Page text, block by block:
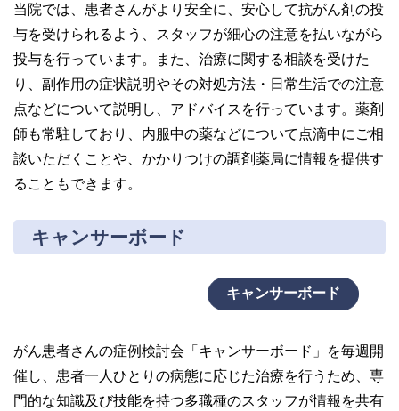
当院では、患者さんがより安全に、安心して抗がん剤の投
与を受けられるよう、スタッフが細心の注意を払いながら
投与を行っています。また、治療に関する相談を受けた
り、副作用の症状説明やその対処方法・日常生活での注意
点などについて説明し、アドバイスを行っています。薬剤
師も常駐しており、内服中の薬などについて点滴中にご相
談いただくことや、かかりつけの調剤薬局に情報を提供す
ることもできます。
キャンサーボード
キャンサーボード
がん患者さんの症例検討会「キャンサーボード」を毎週開
催し、患者一人ひとりの病態に応じた治療を行うため、専
門的な知識及び技能を持つ多職種のスタッフが情報を共有